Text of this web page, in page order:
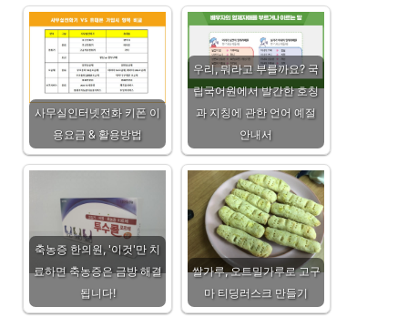
사무실인터넷전화 키폰 이
용요금 & 활용방법
우리, 뭐라고 부를까요? 국
립국어원에서 발간한 호칭
과 지칭에 관한 언어 예절
안내서
축농증 한의원, '이것'만 치
료하면 축농증은 금방 해결
됩니다!
쌀가루, 오트밀가루로 고구
마 티딩러스크 만들기